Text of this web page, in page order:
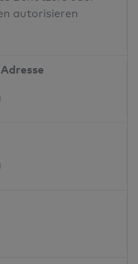
autorisieren